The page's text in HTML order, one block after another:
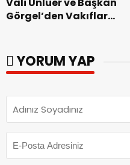
Vali Ünlüer ve Başkan
Görgel’den Vakıflar
YORUM YAP